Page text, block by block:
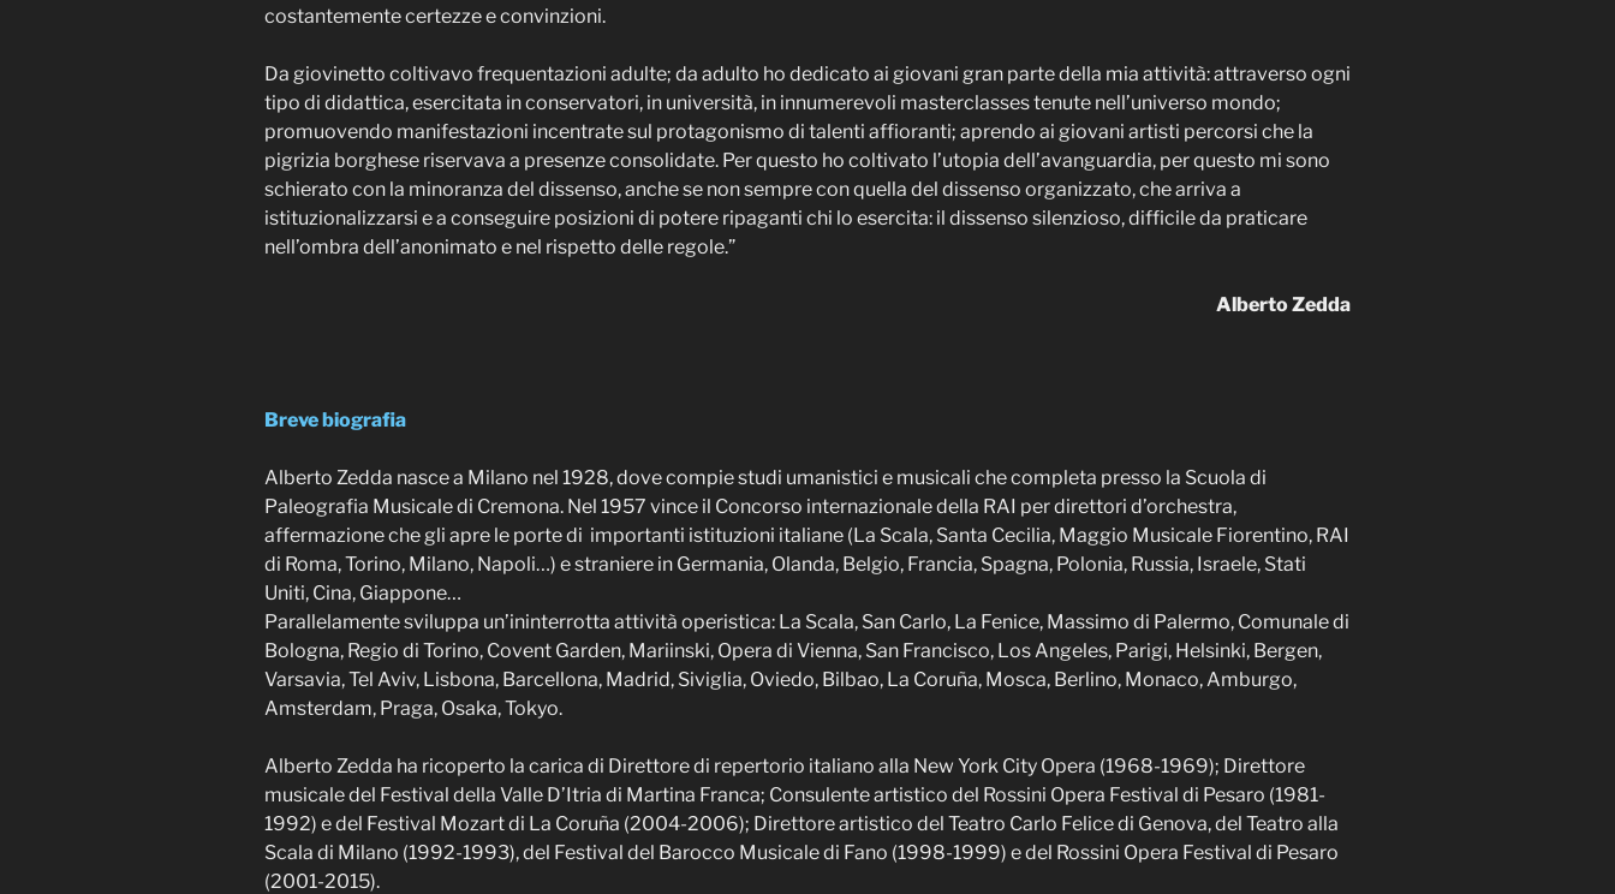
costantemente certezze e convinzioni.
Da giovinetto coltivavo frequentazioni adulte; da adulto ho dedicato ai giovani gran parte della mia attività: attraverso ogni
tipo di didattica, esercitata in conservatori, in università, in innumerevoli masterclasses tenute nell’universo mondo;
promuovendo manifestazioni incentrate sul protagonismo di talenti affioranti; aprendo ai giovani artisti percorsi che la
pigrizia borghese riservava a presenze consolidate. Per questo ho coltivato l’utopia dell’avanguardia, per questo mi sono
schierato con la minoranza del dissenso, anche se non sempre con quella del dissenso organizzato, che arriva a
istituzionalizzarsi e a conseguire posizioni di potere ripaganti chi lo esercita: il dissenso silenzioso, difficile da praticare
nell’ombra dell’anonimato e nel rispetto delle regole.”
Alberto Zedda
Breve biografia
Alberto Zedda nasce a Milano nel 1928, dove compie studi umanistici e musicali che completa presso la Scuola di
Paleografia Musicale di Cremona. Nel 1957 vince il Concorso internazionale della RAI per direttori d’orchestra,
affermazione che gli apre le porte di importanti istituzioni italiane (La Scala, Santa Cecilia, Maggio Musicale Fiorentino, RAI
di Roma, Torino, Milano, Napoli…) e straniere in Germania, Olanda, Belgio, Francia, Spagna, Polonia, Russia, Israele, Stati
Uniti, Cina, Giappone…
Parallelamente sviluppa un’ininterrotta attività operistica: La Scala, San Carlo, La Fenice, Massimo di Palermo, Comunale di
Bologna, Regio di Torino, Covent Garden, Mariinski, Opera di Vienna, San Francisco, Los Angeles, Parigi, Helsinki, Bergen,
Varsavia, Tel Aviv, Lisbona, Barcellona, Madrid, Siviglia, Oviedo, Bilbao, La Coruña, Mosca, Berlino, Monaco, Amburgo,
Amsterdam, Praga, Osaka, Tokyo.
Alberto Zedda ha ricoperto la carica di Direttore di repertorio italiano alla New York City Opera (1968-1969); Direttore
musicale del Festival della Valle D’Itria di Martina Franca; Consulente artistico del Rossini Opera Festival di Pesaro (1981-
1992) e del Festival Mozart di La Coruña (2004-2006); Direttore artistico del Teatro Carlo Felice di Genova, del Teatro alla
Scala di Milano (1992-1993), del Festival del Barocco Musicale di Fano (1998-1999) e del Rossini Opera Festival di Pesaro
(2001-2015).